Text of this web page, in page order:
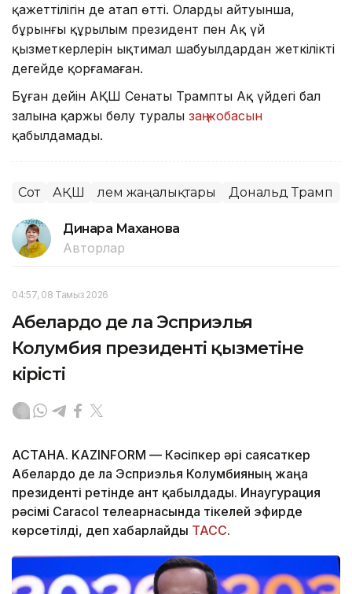
қажеттілігін де атап өтті. Олардың айтуынша,
бұрынғы құрылым президент пен Ақ үй
қызметкерлерін ықтимал шабуылдардан жеткілікті
деңгейде қорғамаған.
Бұған дейін АҚШ Сенаты Трамптың Ақ үйдегі бал
залына қаржы бөлу туралы заң жобасын
қабылдамады.
Сот АҚШ Әлем жаңалықтары Дональд Трамп
Динара Маханова
Авторлар
04:57, 08 Тамыз 2026
Абелардо де ла Эсприэлья
Колумбия президенті қызметіне
кірісті
АСТАНА. KAZINFORM — Кәсіпкер әрі саясаткер
Абелардо де ла Эсприэлья Колумбияның жаңа
президенті ретінде ант қабылдады. Инаугурация
рәсімі Caracol телеарнасында тікелей эфирде
көрсетілді, деп хабарлайды ТАСС.